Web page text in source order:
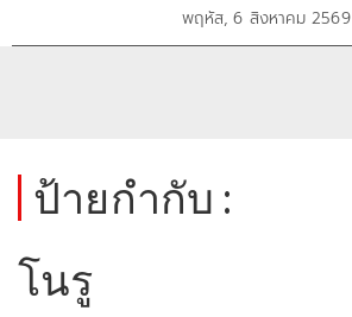
พฤหัส, 6 สิงหาคม 2569
ป้ายกำกับ :
โนรู